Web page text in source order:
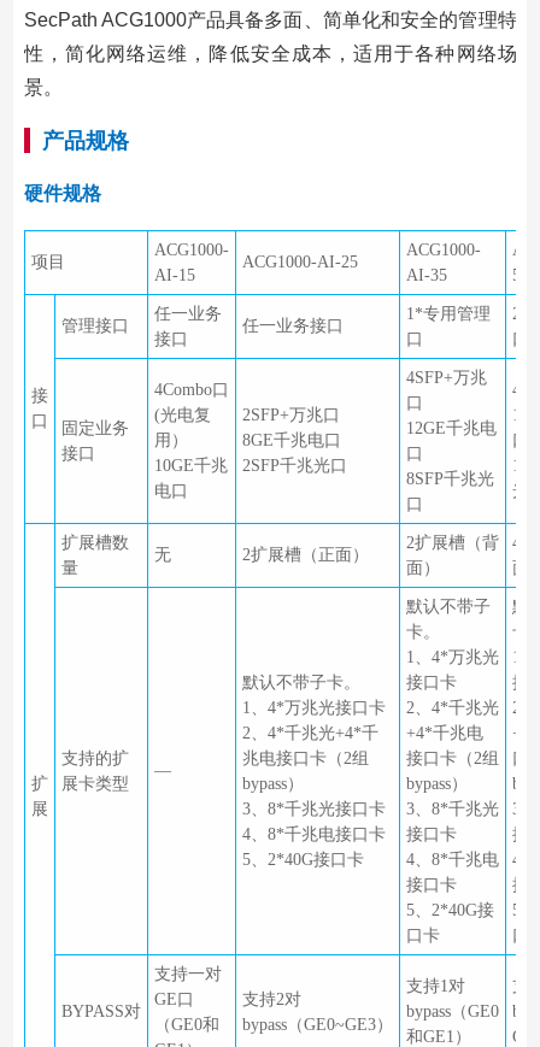
SecPath ACG1000产品具备多面、简单化和安全的管理特
性，简化网络运维，降低安全成本，适用于各种网络场
景。
产品规格
硬件规格
项目
ACG1000-
AI-15
ACG1000-AI-25
ACG1000-
AI-35
55
接
口
管理接口
任一业务
接口
任一业务接口
1*专用管理
口
2*
口
固定业务
接口
4Combo口
(光电复
用）
10GE千兆
电口
2SFP+万兆口
8GE千兆电口
2SFP千兆光口
4SFP+万兆
口
12GE千兆电
口
8SFP千兆光
口
12
口
12
光
扩
展
扩展槽数
量
无 2扩展槽（正面）
2扩展槽（背
面）
4
面
支持的扩
展卡类型
—
默认不带子卡。
1、4*万兆光接口卡
2、4*千兆光+4*千
兆电接口卡（2组
bypass）
3、8*千兆光接口卡
4、8*千兆电接口卡
5、2*40G接口卡
默认不带子
卡。
1、4*万兆光
接口卡
2、4*千兆光
+4*千兆电
接口卡（2组
bypass）
3、8*千兆光
接口卡
4、8*千兆电
接口卡
5、2*40G接
口卡
默
卡
1
接
2
口
3
接
4
接
5
口
BYPASS对
支持一对
GE口
（GE0和
支持2对
bypass（GE0~GE3）
支持1对
bypass（GE0
和GE1）
支